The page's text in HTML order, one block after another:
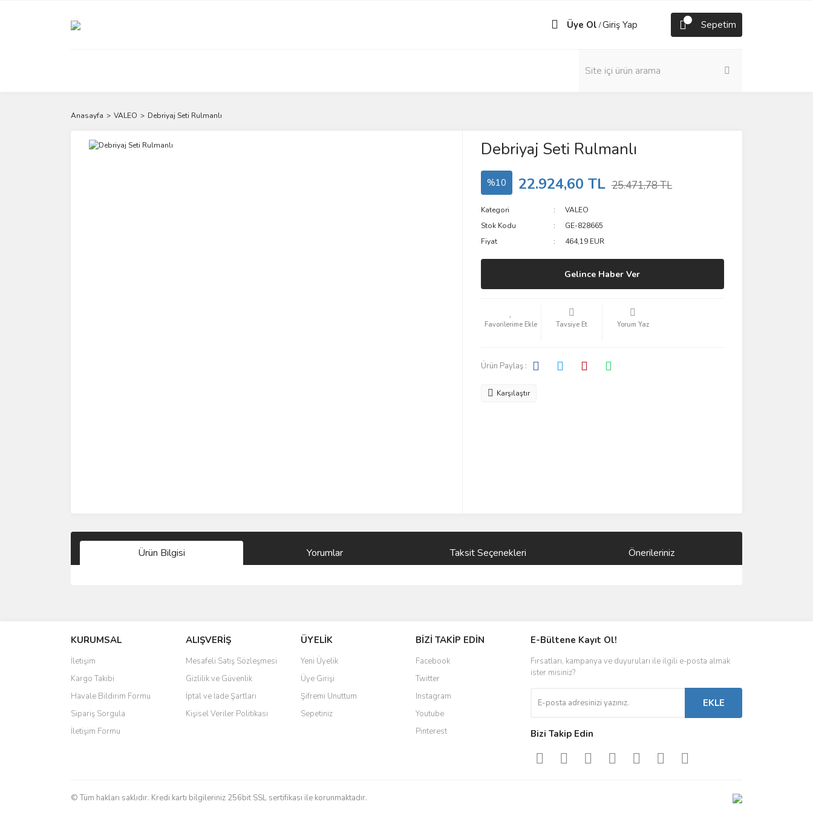
Üye Ol /Giriş Yap Sepetim
Anasayfa VALEO Debriyaj Seti Rulmanlı
Debriyaj Seti Rulmanlı
%10 22.924,60 TL 25.471,78 TL
Kategori
VALEO
Stok Kodu
GE-828665
Fiyat
464,19 EUR
Gelince Haber Ver
Tavsiye Et Yorum Yaz
Ürün Paylaş :
Karşılaştır
Ürün Bilgisi Yorumlar Taksit Seçenekleri Önerileriniz
Ürün resmi kalitesiz, bozuk veya görüntülenemiyor.
Ürün açıklamasında eksik bilgiler bulunuyor.
Ürün bilgilerinde hatalar bulunuyor.
Ürün fiyatı diğer sitelerden daha pahalı.
Bu ürüne benzer farklı alternatifler olmalı.
KURUMSAL
İletişim
Kargo Takibi
Havale Bildirim Formu
Sipariş Sorgula
İletişim Formu
ALIŞVERİŞ
Mesafeli Satış Sözleşmesi
Gizlilik ve Güvenlik
İptal ve İade Şartları
Kişisel Veriler Politikası
ÜYELİK
Yeni Üyelik
Üye Girişi
Şifremi Unuttum
Sepetiniz
BİZİ TAKİP EDİN
Facebook
Twitter
Instagram
Youtube
Pinterest
E-Bültene Kayıt Ol!
Fırsatları, kampanya ve duyuruları ile ilgili e-posta almak
ister misiniz?
EKLE
Bizi Takip Edin
© Tüm hakları saklıdır. Kredi kartı bilgileriniz 256bit SSL sertifikası ile korunmaktadır.